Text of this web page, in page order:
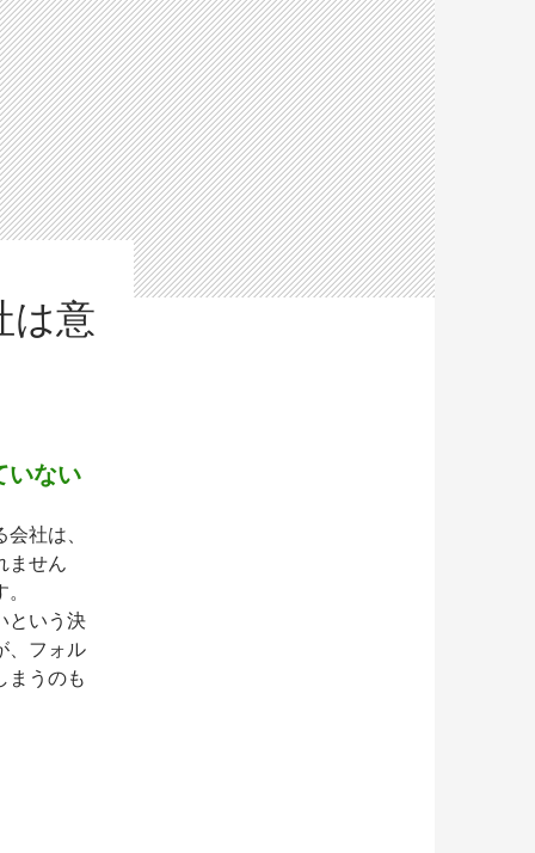
は意
いない
社は、
ません
という決
、フォル
まうのも